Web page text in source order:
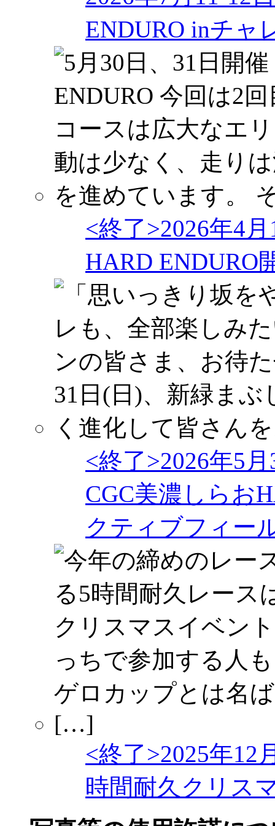
ENDURO inチャ
<終了>2026年4
HARD ENDURO
<終了>2026年5
CGC美濃しらお
クティブフィー
<終了>2025年12
時間耐久クリス